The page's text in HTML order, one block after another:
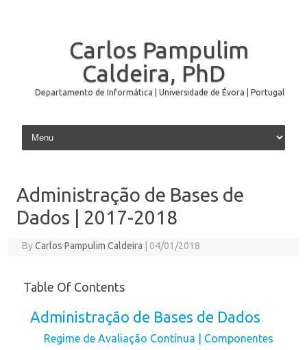
Carlos Pampulim
Caldeira, PhD
Departamento de Informática | Universidade de Évora | Portugal
Skip to content
Administração de Bases de
Dados | 2017-2018
ByCarlos Pampulim Caldeira 04/01/2018
Table Of Contents
Administração de Bases de Dados
Regime de Avaliação Contínua | Componentes